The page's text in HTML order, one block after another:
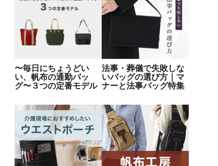
〜毎日にちょうどい
い、帆布の通勤バッ
グ〜３つの定番モデル
法事・葬儀で失敗しな
いバッグの選び方｜マ
ナーと法事バッグ特集